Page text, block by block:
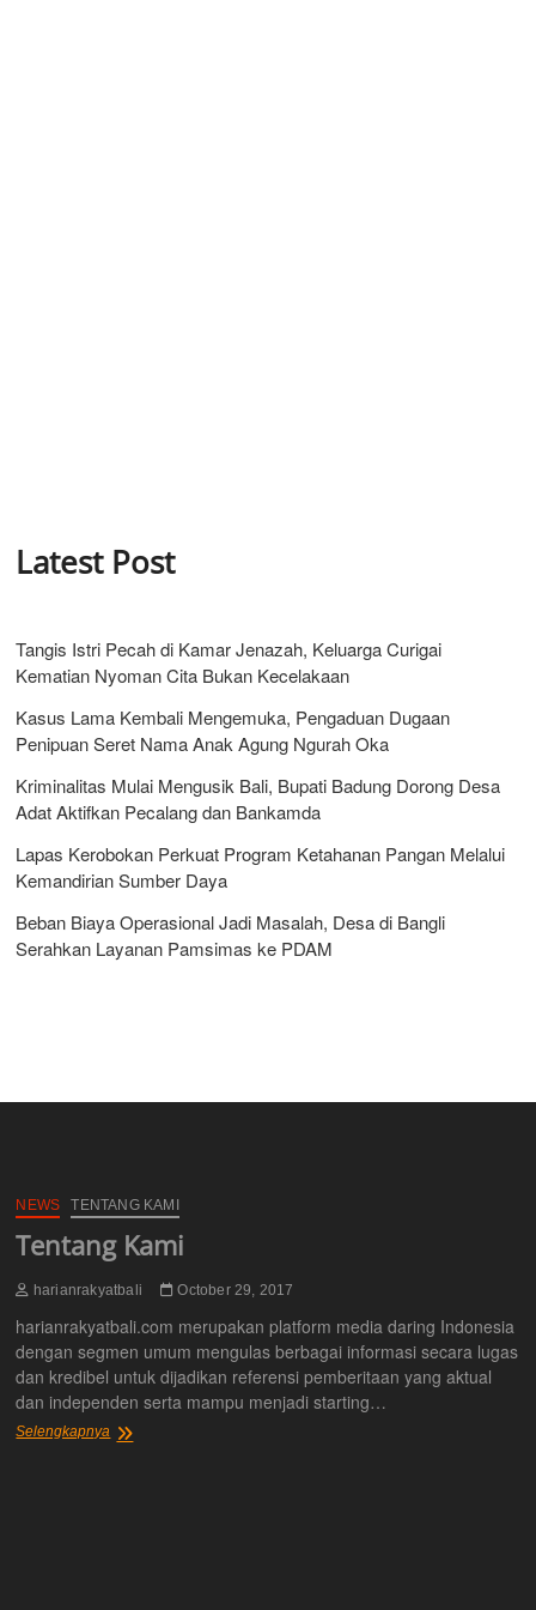
Latest Post
Tangis Istri Pecah di Kamar Jenazah, Keluarga Curigai
Kematian Nyoman Cita Bukan Kecelakaan
Kasus Lama Kembali Mengemuka, Pengaduan Dugaan
Penipuan Seret Nama Anak Agung Ngurah Oka
Kriminalitas Mulai Mengusik Bali, Bupati Badung Dorong Desa
Adat Aktifkan Pecalang dan Bankamda
Lapas Kerobokan Perkuat Program Ketahanan Pangan Melalui
Kemandirian Sumber Daya
Beban Biaya Operasional Jadi Masalah, Desa di Bangli
Serahkan Layanan Pamsimas ke PDAM
NEWS TENTANG KAMI
Tentang Kami
harianrakyatbali October 29, 2017
harianrakyatbali.com merupakan platform media daring Indonesia
dengan segmen umum mengulas berbagai informasi secara lugas
dan kredibel untuk dijadikan referensi pemberitaan yang aktual
dan independen serta mampu menjadi starting…
Selengkapnya Tentang